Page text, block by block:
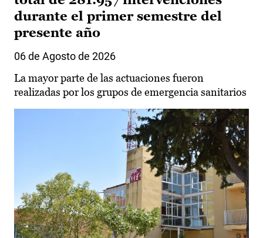
durante el primer semestre del
presente año
06 de Agosto de 2026
La mayor parte de las actuaciones fueron
realizadas por los grupos de emergencia sanitarios